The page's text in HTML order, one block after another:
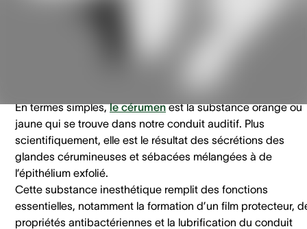
Le cérumen, qu'est-ce
c'est réellement ?
En termes simples,le cérumenest la substance orange ou
jaune qui se trouve dans notre conduit auditif. Plus
scientifiquement, elle est le résultat des sécrétions des
glandes cérumineuses et sébacées mélangées à de
l’épithélium exfolié.
Cette substance inesthétique remplit des fonctions
essentielles, notamment la formation d’un film protecteur,
propriétés antibactériennes et la lubrification du conduit